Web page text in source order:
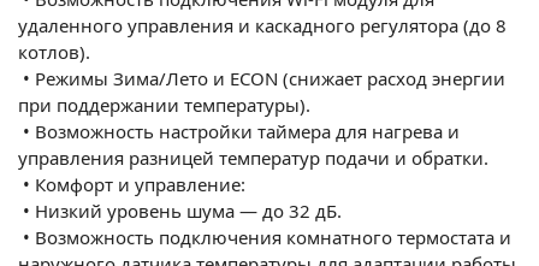
удаленного управления и каскадного регулятора (до 8
котлов).
• Режимы Зима/Лето и ECON (снижает расход энергии
при поддержании температуры).
• Возможность настройки таймера для нагрева и
управления разницей температур подачи и обратки.
• Комфорт и управление:
• Низкий уровень шума — до 32 дБ.
• Возможность подключения комнатного термостата и